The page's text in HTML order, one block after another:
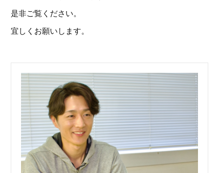
是非ご覧ください。
宜しくお願いします。